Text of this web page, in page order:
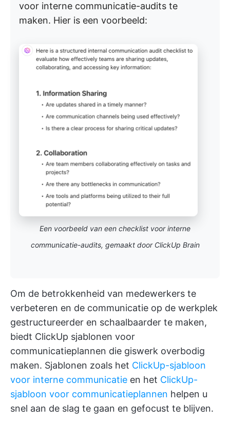
voor interne communicatie-audits te
maken. Hier is een voorbeeld:
Een voorbeeld van een checklist voor interne
communicatie-audits, gemaakt door ClickUp Brain
Om de betrokkenheid van medewerkers te
verbeteren en de communicatie op de werkplek
gestructureerder en schaalbaarder te maken,
biedt ClickUp sjablonen voor
communicatieplannen die giswerk overbodig
maken. Sjablonen zoals het ClickUp-sjabloon
voor interne communicatie en het ClickUp-
sjabloon voor communicatieplannen helpen u
snel aan de slag te gaan en gefocust te blijven.